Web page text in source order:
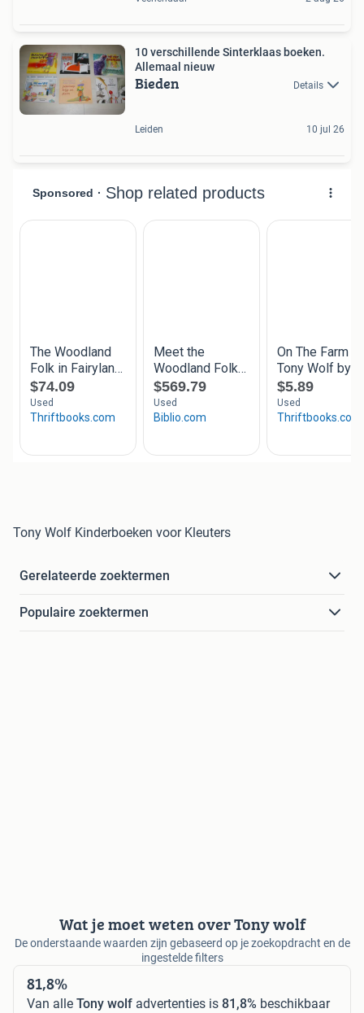
10 verschillende Sinterklaas boeken.
Allemaal nieuw
Bieden Details
Leiden 10 jul 26
Tony Wolf Kinderboeken voor Kleuters
Gerelateerde zoektermen
Populaire zoektermen
Wat je moet weten over Tony wolf
De onderstaande waarden zijn gebaseerd op je zoekopdracht en de
ingestelde filters
81,8%
Van alle Tony wolf advertenties is 81,8% beschikbaar